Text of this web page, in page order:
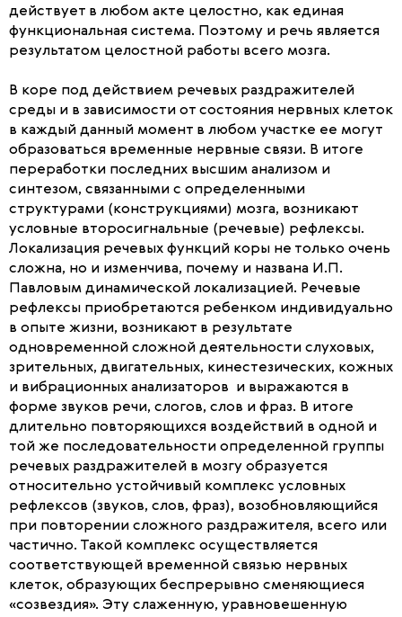
действует в любом акте целостно, как единая
функциональная система. Поэтому и речь является
результатом целостной работы всего мозга.
В коре под действием речевых раздражителей
среды и в зависимости от состояния нервных клеток
в каждый данный момент в любом участке ее могут
образоваться временные нервные связи. В итоге
переработки последних высшим анализом и
синтезом, связанными с определенными
структурами (конструкциями) мозга, возникают
условные второсигнальные (речевые) рефлексы.
Локализация речевых функций коры не только очень
сложна, но и изменчива, почему и названа И.П.
Павловым динамической локализацией. Речевые
рефлексы приобретаются ребенком индивидуально
в опыте жизни, возникают в результате
одновременной сложной деятельности слуховых,
зрительных, двигательных, кинестезических, кожных
и вибрационных анализаторов и выражаются в
форме звуков речи, слогов, слов и фраз. В итоге
длительно повторяющихся воздействий в одной и
той же последовательности определенной группы
речевых раздражителей в мозгу образуется
относительно устойчивый комплекс условных
рефлексов (звуков, слов, фраз), возобновляющийся
при повторении сложного раздражителя, всего или
частично. Такой комплекс осуществляется
соответствующей временной связью нервных
клеток, образующих беспрерывно сменяющиеся
«созвездия». Эту слаженную, уравновешенную